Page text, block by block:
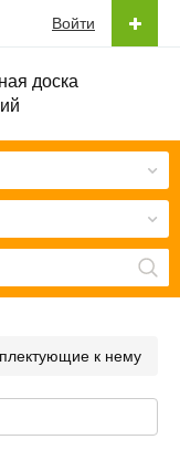
доска
Войти
к нему